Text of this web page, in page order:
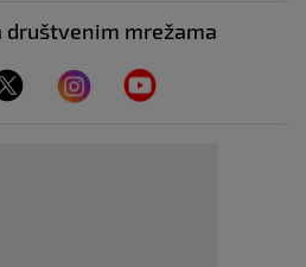
društvenim mrežama